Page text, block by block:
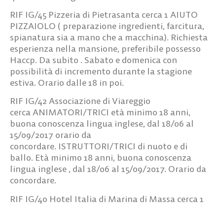
RIF IG/45 Pizzeria di Pietrasanta cerca1 AIUTO
PIZZAIOLO ( preparazione ingredienti, farcitura,
spianatura sia a mano che a macchina). Richiesta
esperienza nella mansione, preferibile possesso
Haccp. Da subito . Sabato e domenica con
possibilità di incremento durante la stagione
estiva. Orario dalle 18 in poi.
RIF IG/42 Associazione di Viareggio
cercaANIMATORI/TRICI età minimo 18 anni,
buona conoscenza lingua inglese, dal 18/06 al
15/09/2017 orario da
concordare. ISTRUTTORI/TRICI di nuoto e di
ballo. Età minimo 18 anni, buona conoscenza
lingua inglese , dal 18/06 al 15/09/2017. Orario da
concordare.
RIF IG/40 Hotel Italia di Marina di Massa cerca1